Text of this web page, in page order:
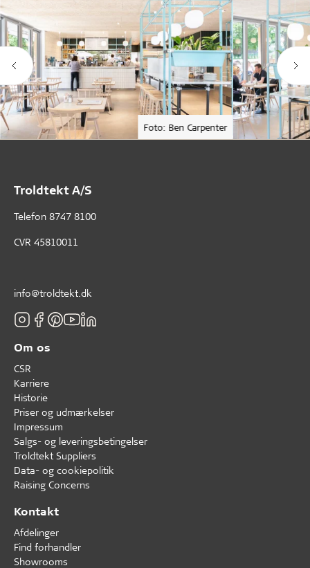
Foto: Ben Carpenter
Troldtekt A/S
Telefon 8747 8100
CVR 45810011
info@troldtekt.dk
Om os
CSR
Karriere
Historie
Priser og udmærkelser
Impressum
Salgs- og leveringsbetingelser
Troldtekt Suppliers
Data- og cookiepolitik
Raising Concerns
Kontakt
Afdelinger
Find forhandler
Showrooms